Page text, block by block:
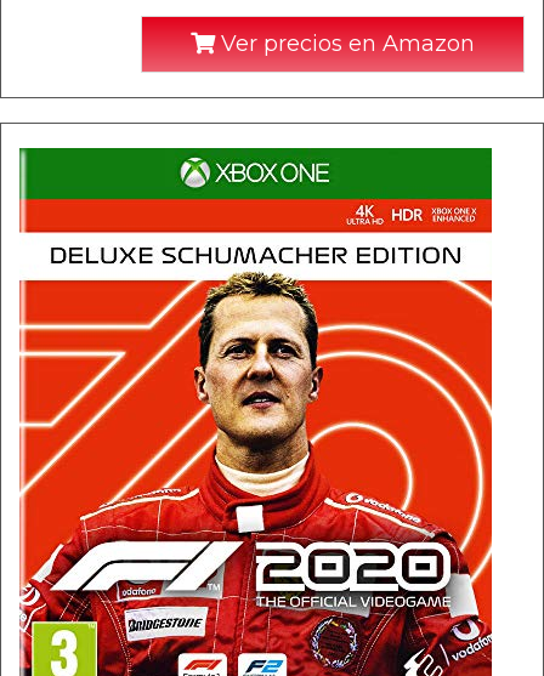
Ver precios en Amazon